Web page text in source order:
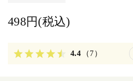
498円(税込)
4.4 （7）